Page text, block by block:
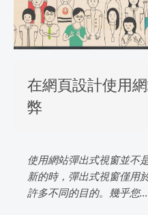
在網頁設計使用
弊
使用網站彈出式視窗並不
新的時，彈出式視窗僅用
許多不同的目的。幾乎您...